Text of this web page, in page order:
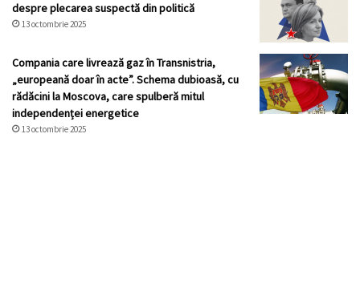
despre plecarea suspectă din politică
13 octombrie 2025
Compania care livrează gaz în Transnistria,
„europeană doar în acte”. Schema dubioasă, cu
rădăcini la Moscova, care spulberă mitul
independenței energetice
13 octombrie 2025